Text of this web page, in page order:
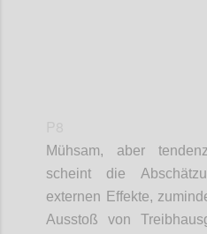
Mühsam, aber
scheint die
externen Effekte,
Ausstoß von